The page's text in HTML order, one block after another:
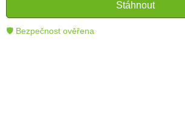
moderní technologie.
Stáhnout
🛡 Bezpečnost ověřena